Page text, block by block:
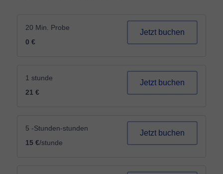
20 Min. Probe
0 €
Jetzt buchen
1 stunde
21 €
Jetzt buchen
5 -Stunden-stunden
15 €/stunde
Jetzt buchen